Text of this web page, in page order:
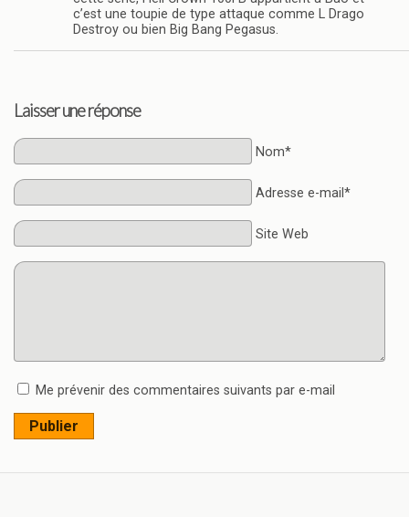
c’est une toupie de type attaque comme L Drago
Destroy ou bien Big Bang Pegasus.
Laisser une réponse
Nom*
Adresse e-mail*
Site Web
Me prévenir des commentaires suivants par e-mail
Publier